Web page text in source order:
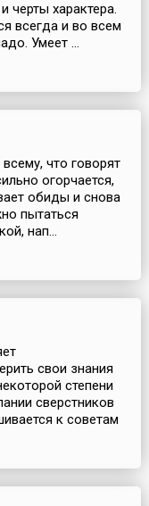
черты характера.
всегда и во всем
Умеет ...
что говорят
огорчается,
обиды и снова
пытаться
нап...
свои знания
степени
сверстников
к советам